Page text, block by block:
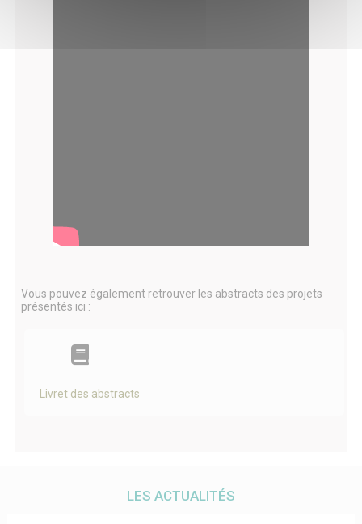
Vous pouvez également retrouver les abstracts des projets
présentés ici :
Livret des abstracts
LES ACTUALITÉS